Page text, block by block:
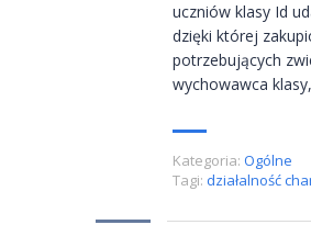
uczniów klasy Id
dzięki której
potrzebujących
wychowawca
Kategoria: Ogólne
Tagi: działalność